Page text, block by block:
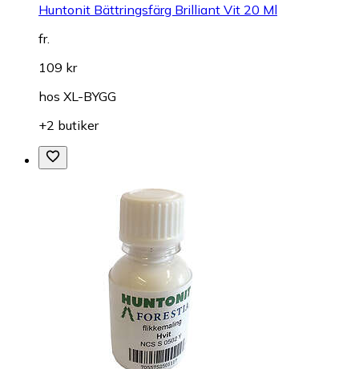
Huntonit Bättringsfärg Brilliant Vit 20 Ml
fr.
109 kr
hos XL-BYGG
+2 butiker